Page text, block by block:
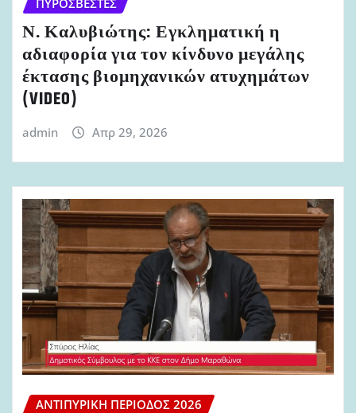
ΠΥΡΟΣΒΈΣΤΕΣ
Ν. Καλυβιώτης: Εγκληματική η
αδιαφορία για τον κίνδυνο μεγάλης
έκτασης βιομηχανικών ατυχημάτων
(VIDEO)
admin Απρ 29, 2026
ΑΝΤΙΠΥΡΙΚΉ ΠΕΡΊΟΔΟΣ 2026